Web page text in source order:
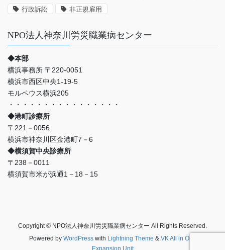
ど
行政訴訟 非正規雇用
NPO法人神奈川労災職業病センター
◆本部
横浜事務所 〒220-0051
横浜市西区中央1-19-5
モルペウス横浜205
・・・・・・・・・・・・・・・・
◆港町診療所
〒221－0056
横浜市神奈川区金港町7－6
◆横須賀中央診療所
〒238－0011
横須賀市米が浜通1－18－15
Copyright © NPO法人神奈川労災職業病センター All Rights Reserved.
Powered by WordPresswith Lightning Theme & VK All in One